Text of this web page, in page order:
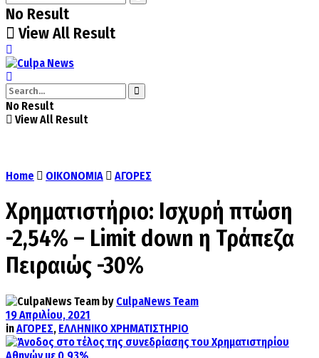
No Result
View All Result
No Result
View All Result
Home ΟΙΚΟΝΟΜΙΑ ΑΓΟΡΕΣ
Χρηματιστήριο: Ισχυρή πτώση
-2,54% – Limit down η Τράπεζα
Πειραιώς -30%
by CulpaNews Team
19 Απριλίου, 2021
inΑΓΟΡΕΣ, ΕΛΛΗΝΙΚΟ ΧΡΗΜΑΤΙΣΤΗΡΙΟ